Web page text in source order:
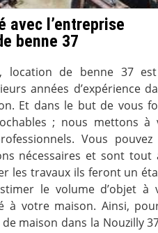
avec l’entreprise
benne 37
location de benne 37
années d’expérience
Et dans le but de vous
; nous mettons à
Vous pouvez
nécessaires et sont tout
les travaux ils feront un
le volume d’objet à
à votre maison. Ainsi,
maison dans la Nouzilly